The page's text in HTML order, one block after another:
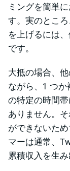
ミングを簡単
す。実のとこ
を上げるには
です。
大抵の場合、
ながら、1 つか
の特定の時間
ありません。
ができないた
マーは通常、
累積収入を生み